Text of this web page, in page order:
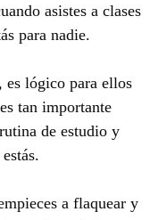
asistes a clases
para nadie.
es lógico para ellos
tan importante
de estudio y
a flaquear y